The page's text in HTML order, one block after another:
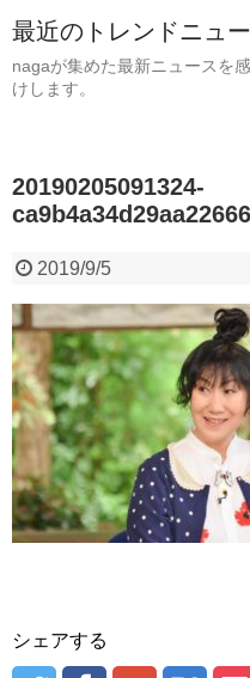
最近のトレンドニュ
nagaが集めた最新ニュースを
けします。
20190205091324-
2019/9/5
シェアする